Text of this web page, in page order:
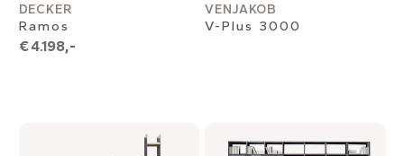
DECKER
Ramos
€ 4.198,-
VENJAKOB
V-Plus 3000